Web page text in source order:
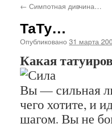
содержимому
← Симпотная дивчина…
ТаТу…
Опубликовано 31 марта
Какая
Вы — сильная
чего хотите, и
шагом. Вы не